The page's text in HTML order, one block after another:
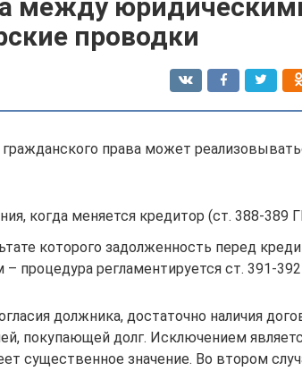
между
проводки
права может
когда меняется кредитор (ст. 388-389
которого задолженность перед
– процедура регламентируется ст. 391-
должника, достаточно наличия
покупающей долг. Исключением
существенное значение. Во втором